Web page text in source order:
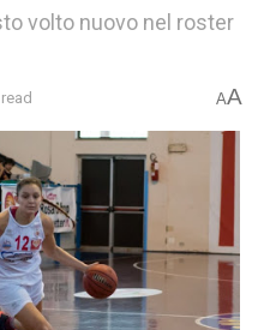
volto nuovo nel roster
AA